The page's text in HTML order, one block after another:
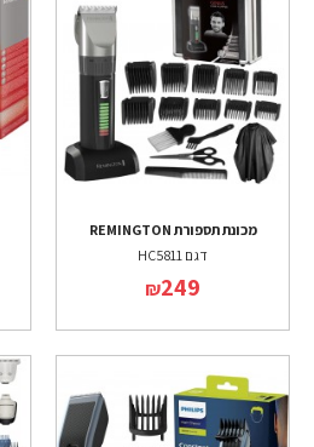
מכונת תספורת REMINGTON
דגם HC5811
₪249